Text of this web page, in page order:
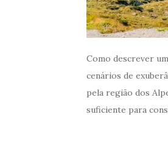
Como descrever
cenários de
pela região dos
suficiente para